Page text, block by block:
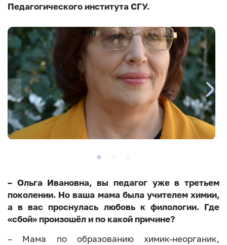
Педагогического института СГУ.
– Ольга Ивановна, вы педагог уже в третьем
поколении. Но ваша мама была учителем химии,
а в вас проснулась любовь к филологии. Где
«сбой» произошёл и по какой причине?
– Мама по образованию химик-неорганик,